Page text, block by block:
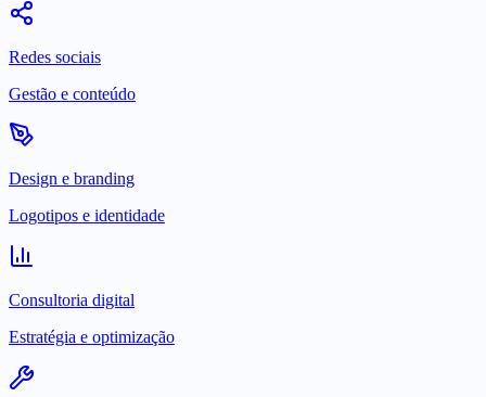
Redes sociais
Gestão e conteúdo
Design e branding
Logotipos e identidade
Consultoria digital
Estratégia e optimização